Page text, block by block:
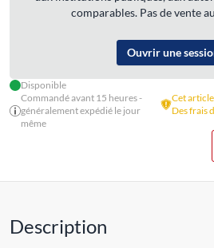
comparables. Pas de vente
Ouvrir une
Disponible
Commandé avant 15 heures -
généralement expédié le jour
même
Cet
Des frais
Description